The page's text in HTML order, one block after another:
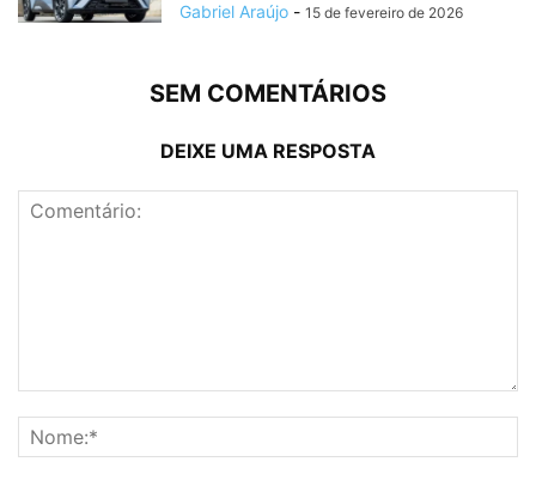
Gabriel Araújo - 15 de fevereiro de 2026
SEM COMENTÁRIOS
DEIXE UMA RESPOSTA